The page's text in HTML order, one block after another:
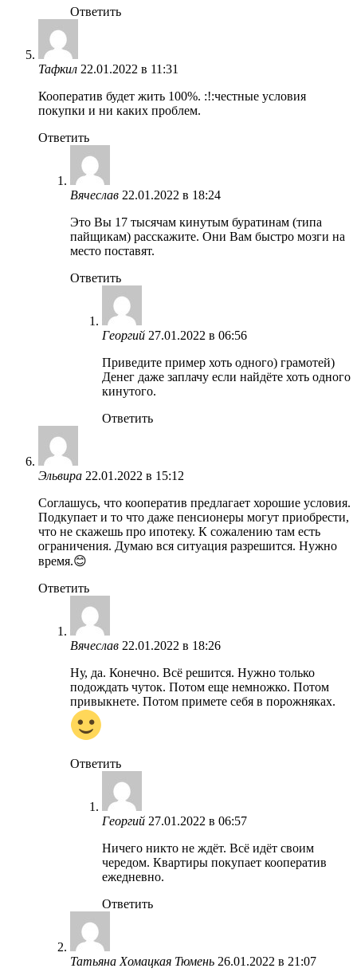
Ответить
Тафкил 22.01.2022 в 11:31
Кооператив будет жить 100%. :!:честные условия
покупки и ни каких проблем.
Ответить
Вячеслав 22.01.2022 в 18:24
Это Вы 17 тысячам кинутым буратинам (типа
пайщикам) расскажите. Они Вам быстро мозги на
место поставят.
Ответить
Георгий 27.01.2022 в 06:56
Приведите пример хоть одного) грамотей)
Денег даже заплачу если найдёте хоть одного
кинутого.
Ответить
Эльвира 22.01.2022 в 15:12
Соглашусь, что кооператив предлагает хорошие условия.
Подкупает и то что даже пенсионеры могут приобрести,
что не скажешь про ипотеку. К сожалению там есть
ограничения. Думаю вся ситуация разрешится. Нужно
время.😊
Ответить
Вячеслав 22.01.2022 в 18:26
Ну, да. Конечно. Всё решится. Нужно только
подождать чуток. Потом еще немножко. Потом
привыкнете. Потом примете себя в порожняках.
Ответить
Георгий 27.01.2022 в 06:57
Ничего никто не ждёт. Всё идёт своим
чередом. Квартиры покупает кооператив
ежедневно.
Ответить
Татьяна Хомацкая Тюмень 26.01.2022 в 21:07